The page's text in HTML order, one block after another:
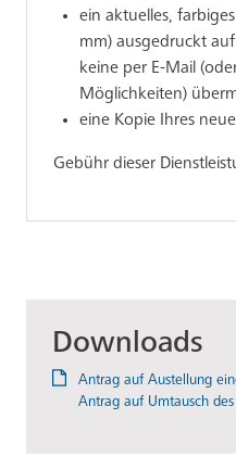
ein aktuelles,
mm) ausgedruckt
keine per E-Mail
Möglichkeiten)
eine Kopie Ihres
Gebühr dieser
Downloads
Antrag auf Austellung
Antrag auf Umtausch